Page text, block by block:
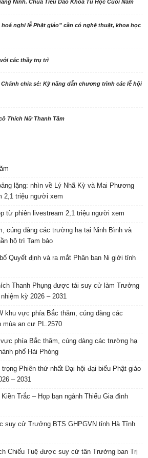
Ninh. Chùa Tiêu Dao Khóa Tu Học Cuối Năm
hoá nghi lễ Phật giáo” cần có nghệ thuật, khoa học
các thầy trụ trì
chia sẻ: Kỹ năng dẫn chương trình các lễ hội
Thích Nữ Thanh Tâm
lặng: nhìn về Lý Nhã Kỳ và Mai Phương
2,1 triệu người xem
từ phiên livestream 2,1 triệu người xem
cúng dàng các trường hạ tại Ninh Bình và
hộ trì Tam bảo
Quyết định và ra mắt Phân ban Ni giới tỉnh
Thanh Phụng được tái suy cử làm Trưởng
kỳ 2026 – 2031
khu vực phía Bắc thăm, cúng dàng các
mùa an cư PL.2570
phía Bắc thăm, cúng dàng các trường hạ
phố Hải Phòng
Phiên thứ nhất Đại hội đại biểu Phật giáo
– 2031
Trắc – Họp bạn ngành Thiếu Gia đình
suy cử Trưởng BTS GHPGVN tỉnh Hà Tĩnh
Chiếu Tuệ được suy cử tân Trưởng ban Trị